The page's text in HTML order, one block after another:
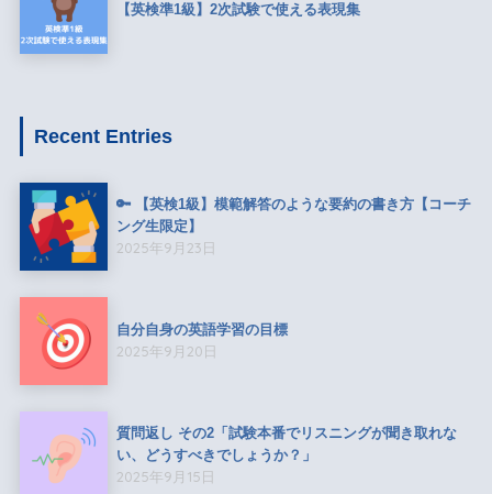
【英検準1級】2次試験で使える表現集
Recent Entries
🔑 【英検1級】模範解答のような要約の書き方【コーチ
ング生限定】
2025年9月23日
自分自身の英語学習の目標
2025年9月20日
質問返し その2「試験本番でリスニングが聞き取れな
い、どうすべきでしょうか？」
2025年9月15日